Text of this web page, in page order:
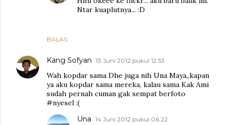
BALAS
Ntar kuaplutnya... :D
Kang Sofyan 13 Juni 2012 pukul 12.53
Wah kopdar sama Dhe juga nih Una Maya,,kapan
ya aku kopdar sama mereka, kalau sama Kak Ami
sudah pernah cuman gak sempat berfoto
#nyesel :(
Una 14 Juni 2012 pukul 06.22